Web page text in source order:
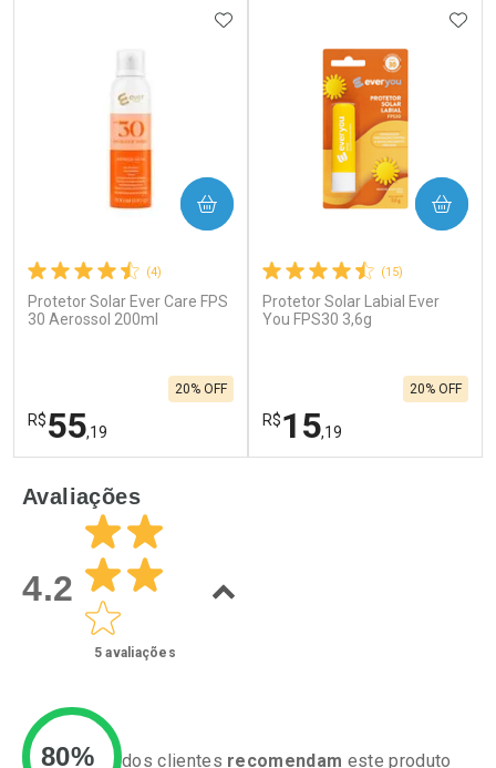
(4)
Protetor Solar Ever Care FPS
30 Aerossol 200ml
R$55,19
20% OFF
ADICIONAR AOS FAVORITOS
COMPRAR
Laboratório
Por Menos
(15)
Protetor Solar Labial Ever
You FPS30 3,6g
R$15,19
20% OFF
COMPRAR
Avaliações
4.2
5 avaliações
80% dos clientes recomendam este produto